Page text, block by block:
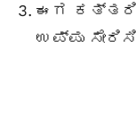
ಈಗ
ಉಪ್ಪು